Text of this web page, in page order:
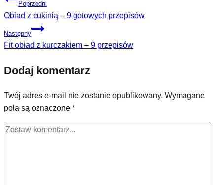
Poprzedni
Obiad z cukinią – 9 gotowych przepisów
Następny
Fit obiad z kurczakiem – 9 przepisów
Dodaj komentarz
Twój adres e-mail nie zostanie opublikowany. Wymagane
pola są oznaczone *